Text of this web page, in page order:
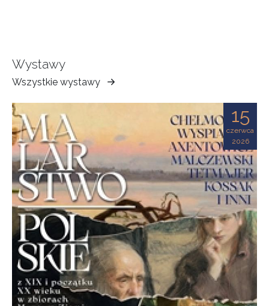
Wystawy
Wszystkie wystawy
Muzeum
Ziemi
Tarnowskiej
15
czerwca
2026